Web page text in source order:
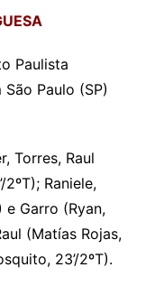
Paulista
Paulo (SP)
Torres, Raul
Raniele,
e Garro (Ryan,
(Matías Rojas,
23’/2ºT).